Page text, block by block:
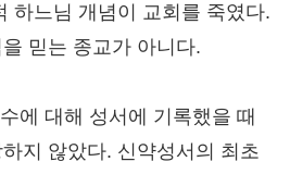
하느님 개념이 교회를 죽였다.
믿는 종교가 아니다.
에 대해 성서에 기록했을 때
지 않았다. 신약성서의 최초